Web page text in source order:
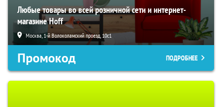
Любые товары во всей розничной сети и интернет-
магазине Hoff
Москва, 1-й Волоколамский проезд, 10с1
Промокод ПОДРОБНЕЕ